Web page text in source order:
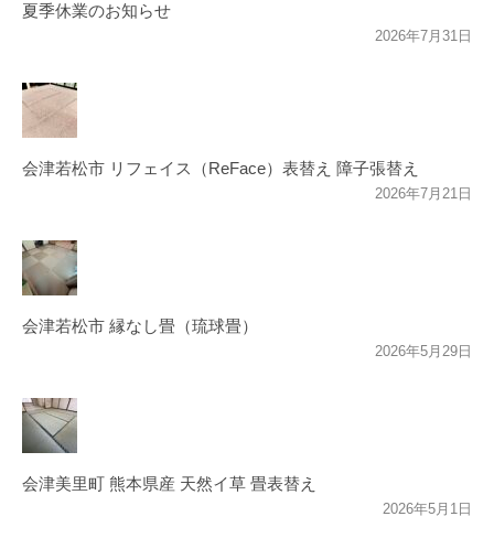
夏季休業のお知らせ
2026年7月31日
会津若松市 リフェイス（ReFace）表替え 障子張替え
2026年7月21日
会津若松市 縁なし畳（琉球畳）
2026年5月29日
会津美里町 熊本県産 天然イ草 畳表替え
2026年5月1日